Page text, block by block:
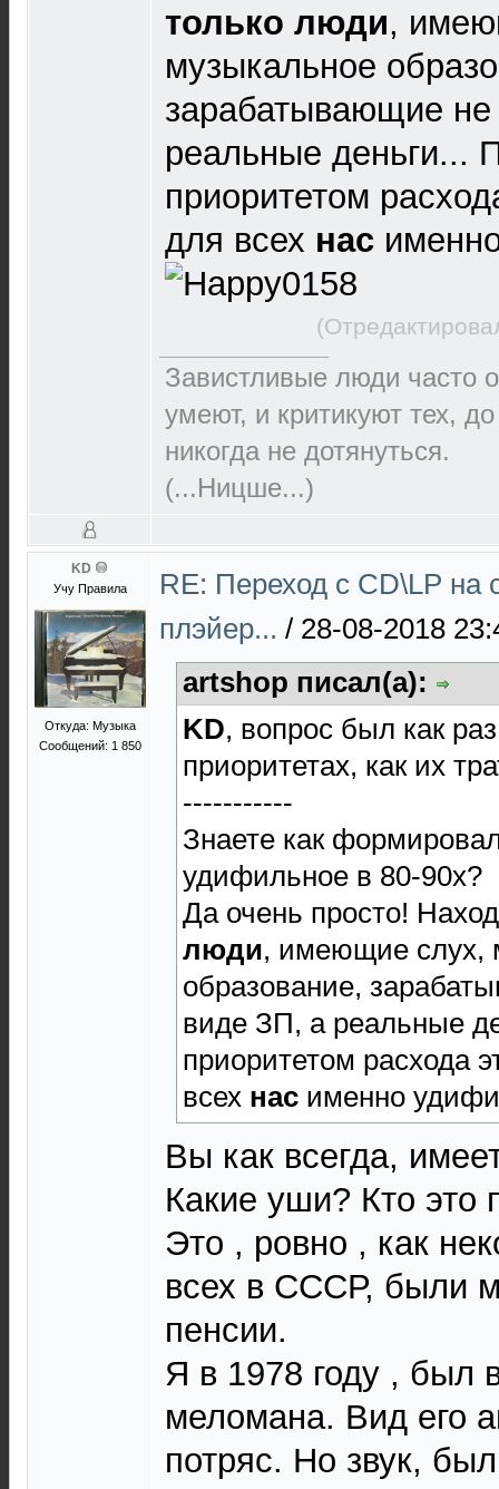
только люди,
музыкальное
зарабатывающие
реальные деньги...
приоритетом
для всех нас
Завистливые люди часто
умеют, и критикуют тех,
никогда не дотянуться.
(...Ницше...)
KD
Учу Правила
Откуда: Музыка
Сообщений: 1 850
RE: Переход с CD\LP на
плэйер... / 28-08-2018
artshop писал(а):
KD, вопрос был как
приоритетах, как их
-----------
Знаете как
удифильное в 80-90х?
Да очень просто!
люди, имеющие слух,
образование,
виде ЗП, а реальные
приоритетом расхода
всех нас именно
Вы как всегда,
Какие уши? Кто это
Это , ровно , как
всех в СССР, были
пенсии.
Я в 1978 году , был
меломана. Вид его
потряс. Но звук,